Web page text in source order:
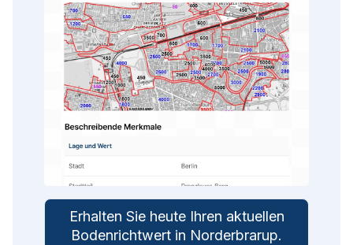
Erhalten Sie heute Ihren aktuellen
Bodenrichtwert in Norderbrarup.